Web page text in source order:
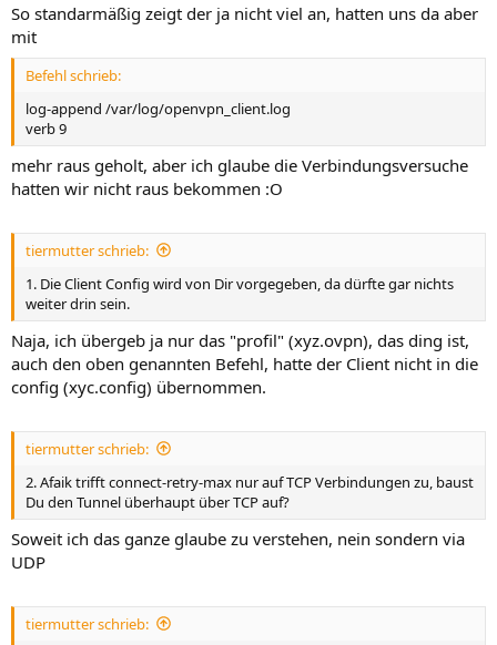
So standarmäßig zeigt der ja nicht viel an, hatten uns da aber
mit
Befehl schrieb:
log-append /var/log/openvpn_client.log
verb 9
mehr raus geholt, aber ich glaube die Verbindungsversuche
hatten wir nicht raus bekommen :O
tiermutter schrieb:
1. Die Client Config wird von Dir vorgegeben, da dürfte gar nichts
weiter drin sein.
Naja, ich übergeb ja nur das "profil" (xyz.ovpn), das ding ist,
auch den oben genannten Befehl, hatte der Client nicht in die
config (xyc.config) übernommen.
tiermutter schrieb:
2. Afaik trifft connect-retry-max nur auf TCP Verbindungen zu, baust
Du den Tunnel überhaupt über TCP auf?
Soweit ich das ganze glaube zu verstehen, nein sondern via
UDP
tiermutter schrieb: